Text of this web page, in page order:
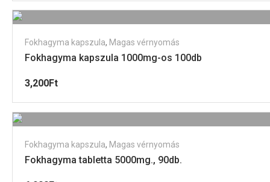
Fokhagyma kapszula, Magas vérnyomás
Fokhagyma kapszula 1000mg-os 100db
3,200Ft
Fokhagyma kapszula, Magas vérnyomás
Fokhagyma tabletta 5000mg., 90db.